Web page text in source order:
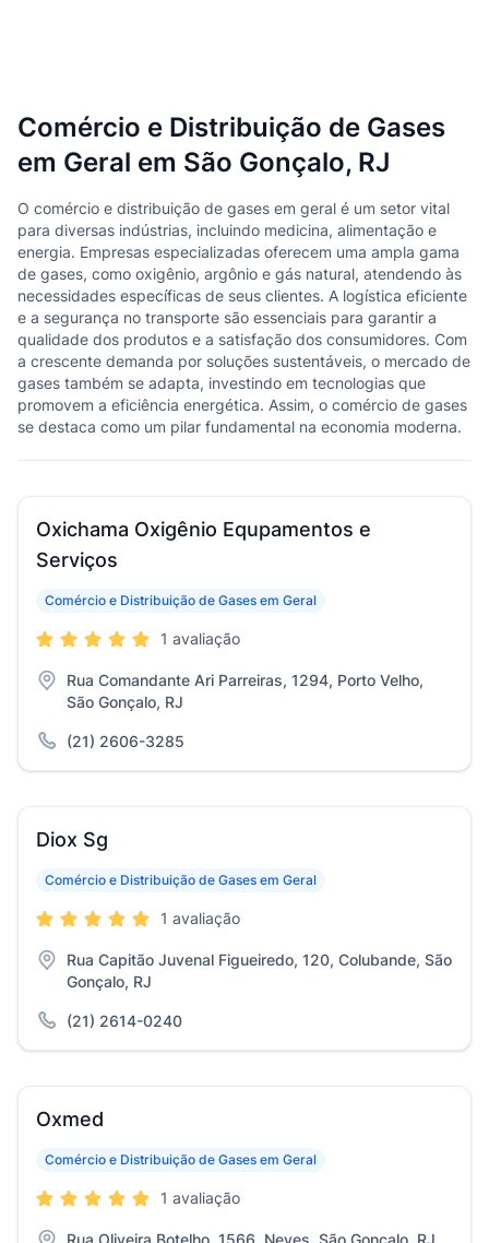
Comércio e Distribuição de Gases
em Geral em São Gonçalo, RJ
O comércio e distribuição de gases em geral é um setor vital
para diversas indústrias, incluindo medicina, alimentação e
energia. Empresas especializadas oferecem uma ampla gama
de gases, como oxigênio, argônio e gás natural, atendendo às
necessidades específicas de seus clientes. A logística eficiente
e a segurança no transporte são essenciais para garantir a
qualidade dos produtos e a satisfação dos consumidores. Com
a crescente demanda por soluções sustentáveis, o mercado de
gases também se adapta, investindo em tecnologias que
promovem a eficiência energética. Assim, o comércio de gases
se destaca como um pilar fundamental na economia moderna.
Oxichama Oxigênio Equpamentos e
Serviços
Comércio e Distribuição de Gases em Geral
1 avaliação
Rua Comandante Ari Parreiras, 1294, Porto Velho,
São Gonçalo, RJ
(21) 2606-3285
Diox Sg
Comércio e Distribuição de Gases em Geral
1 avaliação
Rua Capitão Juvenal Figueiredo, 120, Colubande, São
Gonçalo, RJ
(21) 2614-0240
Oxmed
Comércio e Distribuição de Gases em Geral
1 avaliação
Rua Oliveira Botelho, 1566, Neves, São Gonçalo, RJ